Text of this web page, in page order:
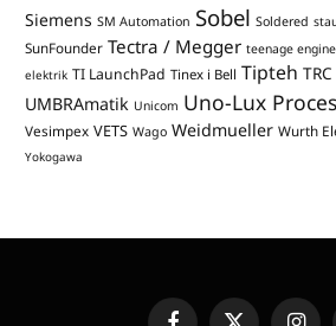
Siemens SM Automation Sobel Soldered
SunFounder Tectra / Megger teenage
elektrik TI LaunchPad Tinex i Bell Tipteh
UMBRAmatik Unicom Uno-Lux
Vesimpex VETS Wago Weidmueller Wurth
Yokogawa